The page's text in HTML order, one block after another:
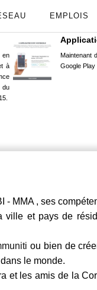
EMPLOIS
en
à
du
Maintenant
Google Play
MMA , ses
ville et pays de
ou bien de
le monde.
et les amis de la